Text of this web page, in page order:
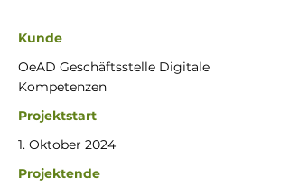
Kunde
OeAD Geschäftsstelle Digitale
Kompetenzen
Projektstart
1. Oktober 2024
Projektende